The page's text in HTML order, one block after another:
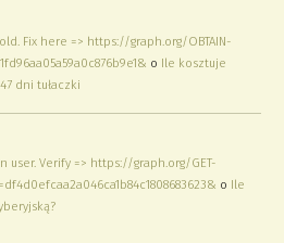
Fix here => https://graph.org/OBTAIN-
o Ile kosztuje
dni tułaczki
user. Verify => https://graph.org/GET-
o Ile